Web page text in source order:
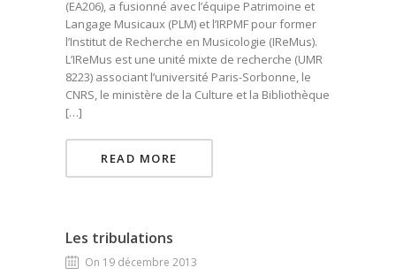
(EA206), a fusionné avec l’équipe Patrimoine et
Langage Musicaux (PLM) et l’IRPMF pour former
l’Institut de Recherche en Musicologie (IReMus).
L’IReMus est une unité mixte de recherche (UMR
8223) associant l’université Paris-Sorbonne, le
CNRS, le ministère de la Culture et la Bibliothèque
[…]
READ MORE
Les tribulations
On 19 décembre 2013